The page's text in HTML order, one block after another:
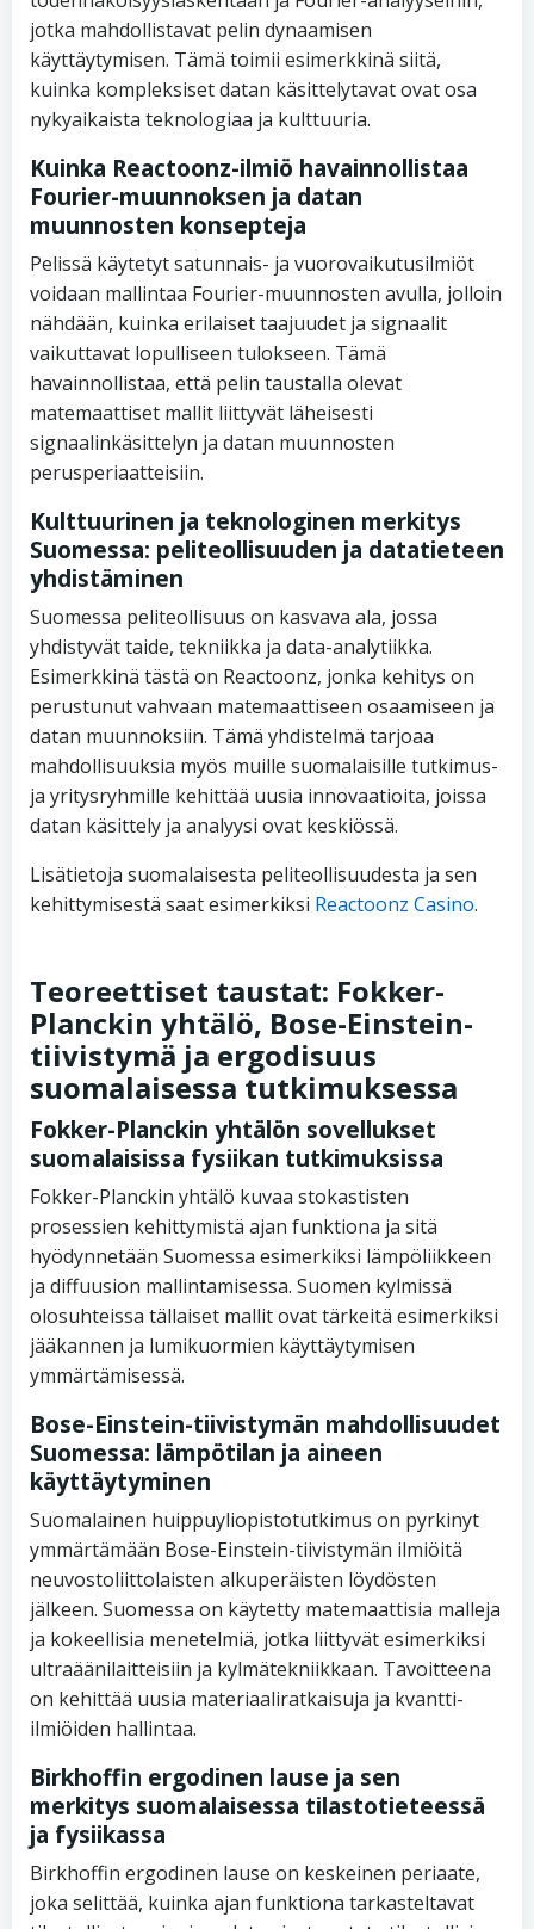
jotka mahdollistavat pelin dynaamisen
käyttäytymisen. Tämä toimii esimerkkinä siitä,
kuinka kompleksiset datan käsittelytavat ovat osa
nykyaikaista teknologiaa ja kulttuuria.
Kuinka Reactoonz-ilmiö havainnollistaa
Fourier-muunnoksen ja datan
muunnosten konsepteja
Pelissä käytetyt satunnais- ja vuorovaikutusilmiöt
voidaan mallintaa Fourier-muunnosten avulla, jolloin
nähdään, kuinka erilaiset taajuudet ja signaalit
vaikuttavat lopulliseen tulokseen. Tämä
havainnollistaa, että pelin taustalla olevat
matemaattiset mallit liittyvät läheisesti
signaalinkäsittelyn ja datan muunnosten
perusperiaatteisiin.
Kulttuurinen ja teknologinen merkitys
Suomessa: peliteollisuuden ja datatieteen
yhdistäminen
Suomessa peliteollisuus on kasvava ala, jossa
yhdistyvät taide, tekniikka ja data-analytiikka.
Esimerkkinä tästä on Reactoonz, jonka kehitys on
perustunut vahvaan matemaattiseen osaamiseen ja
datan muunnoksiin. Tämä yhdistelmä tarjoaa
mahdollisuuksia myös muille suomalaisille tutkimus-
ja yritysryhmille kehittää uusia innovaatioita, joissa
datan käsittely ja analyysi ovat keskiössä.
Lisätietoja suomalaisesta peliteollisuudesta ja sen
kehittymisestä saat esimerkiksi Reactoonz Casino.
Teoreettiset taustat: Fokker-
Planckin yhtälö, Bose-Einstein-
tiivistymä ja ergodisuus
suomalaisessa tutkimuksessa
Fokker-Planckin yhtälön sovellukset
suomalaisissa fysiikan tutkimuksissa
Fokker-Planckin yhtälö kuvaa stokastisten
prosessien kehittymistä ajan funktiona ja sitä
hyödynnetään Suomessa esimerkiksi lämpöliikkeen
ja diffuusion mallintamisessa. Suomen kylmissä
olosuhteissa tällaiset mallit ovat tärkeitä esimerkiksi
jääkannen ja lumikuormien käyttäytymisen
ymmärtämisessä.
Bose-Einstein-tiivistymän mahdollisuudet
Suomessa: lämpötilan ja aineen
käyttäytyminen
Suomalainen huippuyliopistotutkimus on pyrkinyt
ymmärtämään Bose-Einstein-tiivistymän ilmiöitä
neuvostoliittolaisten alkuperäisten löydösten
jälkeen. Suomessa on käytetty matemaattisia malleja
ja kokeellisia menetelmiä, jotka liittyvät esimerkiksi
ultraäänilaitteisiin ja kylmätekniikkaan. Tavoitteena
on kehittää uusia materiaaliratkaisuja ja kvantti-
ilmiöiden hallintaa.
Birkhoffin ergodinen lause ja sen
merkitys suomalaisessa tilastotieteessä
ja fysiikassa
Birkhoffin ergodinen lause on keskeinen periaate,
joka selittää, kuinka ajan funktiona tarkasteltavat